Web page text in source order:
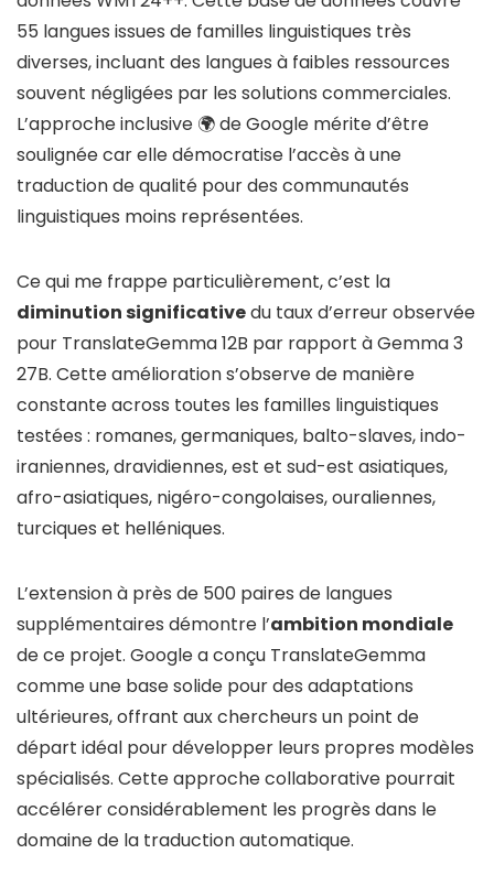
55 langues issues de familles linguistiques très
diverses, incluant des langues à faibles ressources
souvent négligées par les solutions commerciales.
L’approche inclusive 🌍 de Google mérite d’être
soulignée car elle démocratise l’accès à une
traduction de qualité pour des communautés
linguistiques moins représentées.
Ce qui me frappe particulièrement, c’est la
diminution significativedu taux d’erreur observée
pour TranslateGemma 12B par rapport à Gemma 3
27B. Cette amélioration s’observe de manière
constante across toutes les familles linguistiques
testées : romanes, germaniques, balto-slaves, indo-
iraniennes, dravidiennes, est et sud-est asiatiques,
afro-asiatiques, nigéro-congolaises, ouraliennes,
turciques et helléniques.
L’extension à près de 500 paires de langues
supplémentaires démontre l’ambition mondiale
de ce projet. Google a conçu TranslateGemma
comme une base solide pour des adaptations
ultérieures, offrant aux chercheurs un point de
départ idéal pour développer leurs propres modèles
spécialisés. Cette approche collaborative pourrait
accélérer considérablement les progrès dans le
domaine de la traduction automatique.